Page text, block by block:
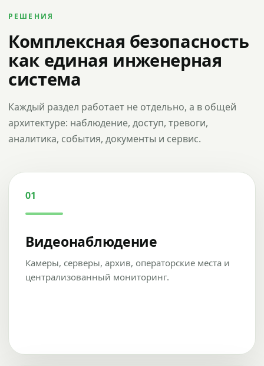
РЕШЕНИЯ
Комплексная безопасность
как единая инженерная
система
Каждый раздел работает не отдельно, а в общей
архитектуре: наблюдение, доступ, тревоги,
аналитика, события, документы и сервис.
01
Видеонаблюдение
Камеры, серверы, архив, операторские места и
централизованный мониторинг.